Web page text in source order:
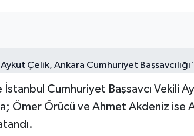
İstanbul Cumhuriyet Başsavcı Vekili
Ömer Örücü ve Ahmet Akdeniz ise